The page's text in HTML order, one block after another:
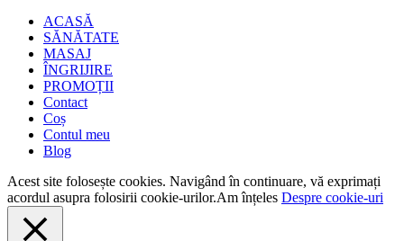
ACASĂ
SĂNĂTATE
MASAJ
ÎNGRIJIRE
PROMOȚII
Contact
Coș
Contul meu
Blog
Acest site folosește cookies. Navigând în continuare, vă exprimați
acordul asupra folosirii cookie-urilor.Am înțeles Despre cookie-uri